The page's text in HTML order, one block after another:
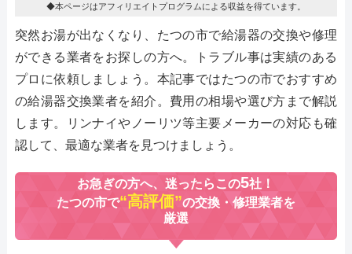
◆本ページはアフィリエイトプログラムによる収益を得ています。
突然お湯が出なくなり、たつの市で給湯器の交換や修理
ができる業者をお探しの方へ。トラブル事は実績のある
プロに依頼しましょう。本記事ではたつの市でおすすめ
の給湯器交換業者を紹介。費用の相場や選び方まで解説
します。リンナイやノーリツ等主要メーカーの対応も確
認して、最適な業者を見つけましょう。
お急ぎの方へ、迷ったらこの5社！
たつの市で“高評価”の交換・修理業者を
厳選